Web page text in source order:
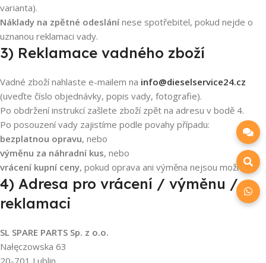
varianta).
Náklady na zpětné odeslání nese spotřebitel, pokud nejde o
uznanou reklamaci vady.
3) Reklamace vadného zboží
Vadné zboží nahlaste e-mailem na info@dieselservice24.cz
(uveďte číslo objednávky, popis vady, fotografie).
Po obdržení instrukcí zašlete zboží zpět na adresu v bodě 4.
Po posouzení vady zajistíme podle povahy případu:
bezplatnou opravu, nebo
výměnu za náhradní kus, nebo
vrácení kupní ceny, pokud oprava ani výměna nejsou možné.
4) Adresa pro vrácení / výměnu /
reklamaci
SL SPARE PARTS Sp. z o.o.
Nałęczowska 63
20-701 Lublin